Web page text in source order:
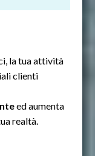
la tua attività
clienti
ed aumenta
realtà.